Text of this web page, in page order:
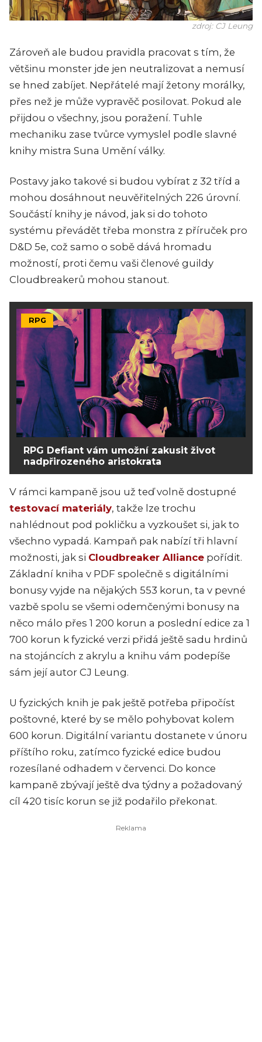
zdroj: CJ Leung
Zároveň ale budou pravidla pracovat s tím, že
většinu monster jde jen neutralizovat a nemusí
se hned zabíjet. Nepřátelé mají žetony morálky,
přes než je může vypravěč posilovat. Pokud ale
přijdou o všechny, jsou poražení. Tuhle
mechaniku zase tvůrce vymyslel podle slavné
knihy mistra Suna Umění války.
Postavy jako takové si budou vybírat z 32 tříd a
mohou dosáhnout neuvěřitelných 226 úrovní.
Součástí knihy je návod, jak si do tohoto
systému převádět třeba monstra z příruček pro
D&D 5e, což samo o sobě dává hromadu
možností, proti čemu vaši členové guildy
Cloudbreakerů mohou stanout.
RPG
RPG Defiant vám umožní zakusit život
nadpřirozeného aristokrata
V rámci kampaně jsou už teď volně dostupné
testovací materiály, takže lze trochu
nahlédnout pod pokličku a vyzkoušet si, jak to
všechno vypadá. Kampaň pak nabízí tři hlavní
možnosti, jak si Cloudbreaker Alliance pořídit.
Základní kniha v PDF společně s digitálními
bonusy vyjde na nějakých 553 korun, ta v pevné
vazbě spolu se všemi odemčenými bonusy na
něco málo přes 1 200 korun a poslední edice za 1
700 korun k fyzické verzi přidá ještě sadu hrdinů
na stojáncích z akrylu a knihu vám podepíše
sám její autor CJ Leung.
U fyzických knih je pak ještě potřeba připočíst
poštovné, které by se mělo pohybovat kolem
600 korun. Digitální variantu dostanete v únoru
příštího roku, zatímco fyzické edice budou
rozesílané odhadem v červenci. Do konce
kampaně zbývají ještě dva týdny a požadovaný
cíl 420 tisíc korun se již podařilo překonat.